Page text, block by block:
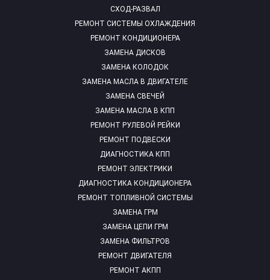
СХОД-РАЗВАЛ
РЕМОНТ СИСТЕМЫ ОХЛАЖДЕНИЯ
РЕМОНТ КОНДИЦИОНЕРА
ЗАМЕНА ДИСКОВ
ЗАМЕНА КОЛОДОК
ЗАМЕНА МАСЛА В ДВИГАТЕЛЕ
ЗАМЕНА СВЕЧЕЙ
ЗАМЕНА МАСЛА В КПП
РЕМОНТ РУЛЕВОЙ РЕЙКИ
РЕМОНТ ПОДВЕСКИ
ДИАГНОСТИКА КПП
РЕМОНТ ЭЛЕКТРИКИ
ДИАГНОСТИКА КОНДИЦИОНЕРА
РЕМОНТ ТОПЛИВНОЙ СИСТЕМЫ
ЗАМЕНА ГРМ
ЗАМЕНА ЦЕПИ ГРМ
ЗАМЕНА ФИЛЬТРОВ
РЕМОНТ ДВИГАТЕЛЯ
РЕМОНТ АКПП